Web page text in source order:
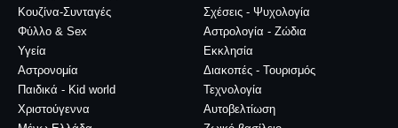
Κουζίνα-Συνταγές
Σχέσεις - Ψυχολογία
Φύλλο & Sex
Αστρολογία - Ζώδια
Υγεία
Εκκλησία
Αστρονομία
Διακοπές - Τουρισμός
Παιδικά - Kid world
Τεχνολογία
Χριστούγεννα
Αυτοβελτίωση